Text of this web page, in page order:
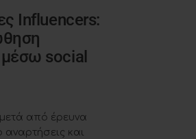
Influencers:
social
από έρευνα
αναρτήσεις και